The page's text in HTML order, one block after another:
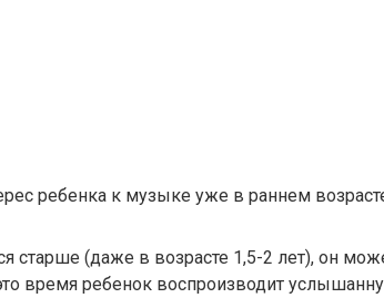
ребенка к музыке уже в раннем
старше (даже в возрасте 1,5-2 лет), он
время ребенок воспроизводит